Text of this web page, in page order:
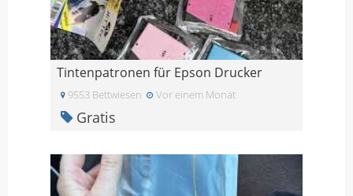
Tintenpatronen für Epson Drucker
9553 Bettwiesen Vor einem Monat
Gratis